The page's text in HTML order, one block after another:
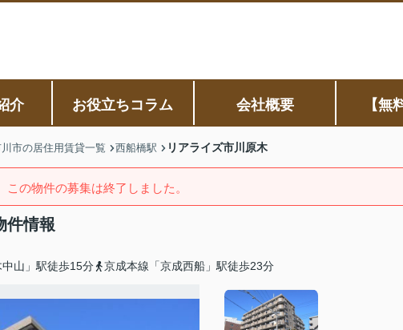
介 お役立ちコラム 会社概要 【無
市の居住用賃貸一覧 西船橋駅 リアライズ市川原木
この物件の募集は終了しました。
件情報
山」駅徒歩15分 京成本線「京成西船」駅徒歩23分